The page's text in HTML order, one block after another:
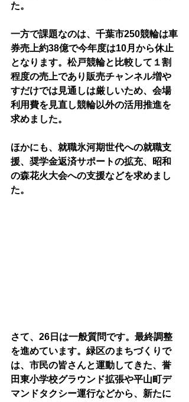
た。
一方で課題なのは、千葉市250競輪は車
券売上約38億で今年度は10月から休止
となります。松戸競輪と比較して１割
程度の売上であり販売チャンネル増や
すだけでは見通しは厳しいため、会場
利用費を見直し競輪以外の活用推進を
求めました。
ほかにも、就職氷河期世代への就職支
援、奨学金返済サポートの拡充、昭和
の森花火大会への支援などを求めまし
た。
さて、26日は一般質問です。最終調整
を進めています。緑区のまちづくりで
は、市民の皆さんと運動してきた、誉
田東小学校グラウンド拡張や平山町デ
マンドタクシー運行などから、新たに